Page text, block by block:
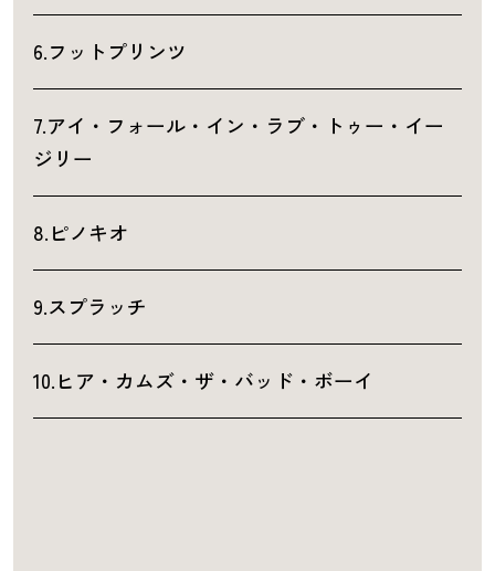
6.フットプリンツ
7.アイ・フォール・イン・ラブ・トゥー・イー
ジリー
8.ピノキオ
9.スプラッチ
10.ヒア・カムズ・ザ・バッド・ボーイ